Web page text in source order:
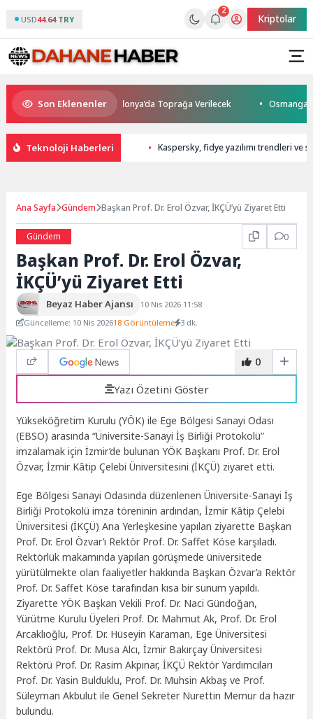
USD44.64 TRY
2
Kriptolar
Son Eklenenler
Kaybetti: Kuzey Makedonya’da Toprağa Verilecek
Teknoloji Haberleri Kaspersky, fidye yazılımı trendleri ve
Ana Sayfa Gündem Başkan Prof. Dr. Erol Özvar, İKÇÜ’yü Ziyaret Etti
Gündem 0
Başkan Prof. Dr. Erol Özvar,
İKÇÜ’yü Ziyaret Etti
Beyaz Haber Ajansı
10 Nis 2026 11:58
Güncelleme: 10 Nis 202618 Görüntüleme 3 dk.
0
Yazı Özetini Göster
Yükseköğretim Kurulu (YÖK) ile Ege Bölgesi Sanayi Odası
(EBSO) arasında “Üniversite-Sanayi İş Birliği Protokolü”
imzalamak için İzmir’de bulunan YÖK Başkanı Prof. Dr. Erol
Özvar, İzmir Kâtip Çelebi Üniversitesini (İKÇÜ) ziyaret etti.
Ege Bölgesi Sanayi Odasında düzenlenen Üniversite-Sanayi İş
Birliği Protokolü imza töreninin ardından, İzmir Kâtip Çelebi
Üniversitesi (İKÇÜ) Ana Yerleşkesine yapılan ziyarette Başkan
Prof. Dr. Erol Özvar’ı Rektör Prof. Dr. Saffet Köse karşıladı.
Rektörlük makamında yapılan görüşmede üniversitede
yürütülmekte olan faaliyetler hakkında Başkan Özvar’a Rektör
Prof. Dr. Saffet Köse tarafından kısa bir sunum yapıldı.
Ziyarette YÖK Başkan Vekili Prof. Dr. Naci Gündoğan,
Yürütme Kurulu Üyeleri Prof. Dr. Mahmut Ak, Prof. Dr. Erol
Arcaklıoğlu, Prof. Dr. Hüseyin Karaman, Ege Üniversitesi
Rektörü Prof. Dr. Musa Alcı, İzmir Bakırçay Üniversitesi
Rektörü Prof. Dr. Rasim Akpınar, İKÇÜ Rektör Yardımcıları
Prof. Dr. Yasin Bulduklu, Prof. Dr. Muhsin Akbaş ve Prof.
Süleyman Akbulut ile Genel Sekreter Nurettin Memur da hazır
bulundu.